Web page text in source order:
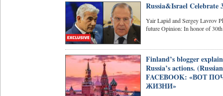
Russia&Israel Celebrate
Yair Lapid and Sergey Lavrov
future Opinion: In honor of
Finland’s blogger
Russia’s actions.
FACEBOOK: «ВОТ
ЖИЗНИ»